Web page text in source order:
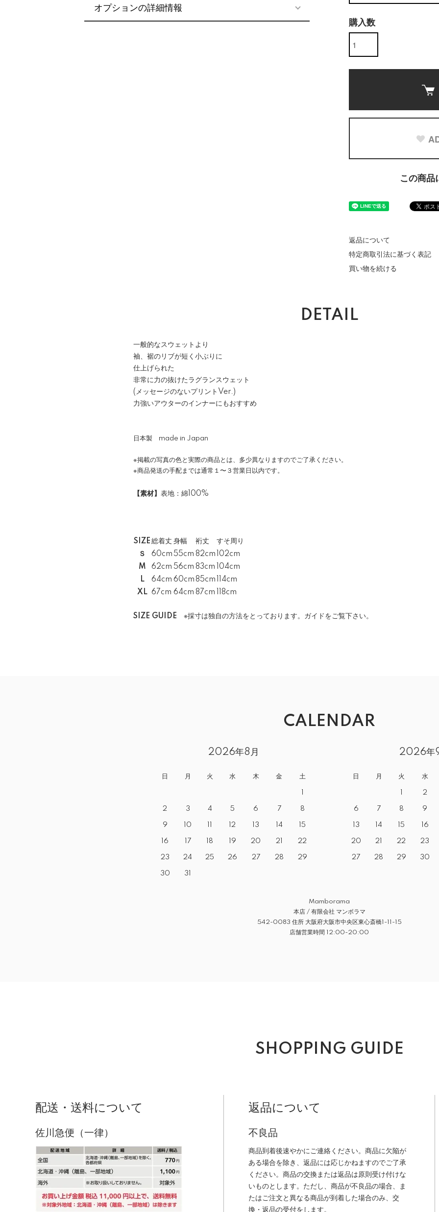
オプションの詳細情報
購入数
この商品
返品について
特定商取引法に基づく表記
買い物を続ける
DETAIL
一般的なスウェットより
袖、裾のリブが短く小ぶりに
仕上げられた
非常に力の抜けたラグランスウェット
(メッセージのないプリントVer.)
力強いアウターのインナーにもおすすめ
日本製 made in Japan
※掲載の写真の色と実際の商品とは、多少異なりますのでご了承ください。
※商品発送の手配までは通常１〜３営業日以内です。
【素材】 表地：綿100%
SIZE総着丈 身幅 裄丈
すそ周り
Ｓ
60cm 55cm 82cm 102cm
M
62cm 56cm 83cm
104cm
L
64cm 60cm 85cm
114cm
XL 67cm 64cm 87cm 118cm
SIZE GUIDE ※採寸は独自の方法をとっております。ガイドをご覧下さい。
CALENDAR
2026年8月
日 月 火 水 木 金 土
2 3 4 5 6 7 8
9 10 12 13 14 15
16 17 18 19 20 21 22
23 24 25 26 27 28 29
30 31
2026年
日 月 火 水
2
6 7 8 9
13 14 15 16
20 21 22 23
27 28 29 30
Mamborama
本店 / 有限会社 マンボラマ
542-0083 住所 大阪府大阪市中央区東心斎橋1-11-15
店舗営業時間 12:00-20:00
SHOPPING GUIDE
配送・送料について
佐川急便（一律）
返品について
不良品
商品到着後速やかにご連絡ください。商品に欠陥が
ある場合を除き、返品には応じかねますのでご了承
ください。商品の交換または返品は原則受け付けな
いものとします。ただし、商品が不良品の場合、ま
たはご注文と異なる商品が到着した場合のみ、交
換・返品の受付をします。